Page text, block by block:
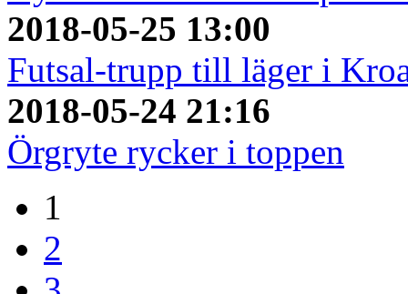
2018-05-25 13:00
Futsal-trupp till läger i
2018-05-24 21:16
Örgryte rycker i toppen
1
2